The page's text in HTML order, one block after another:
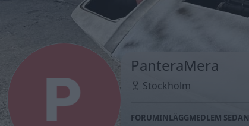
PanteraMera
Stockholm
FORUMINLÄGGMEDLEM SEDAN